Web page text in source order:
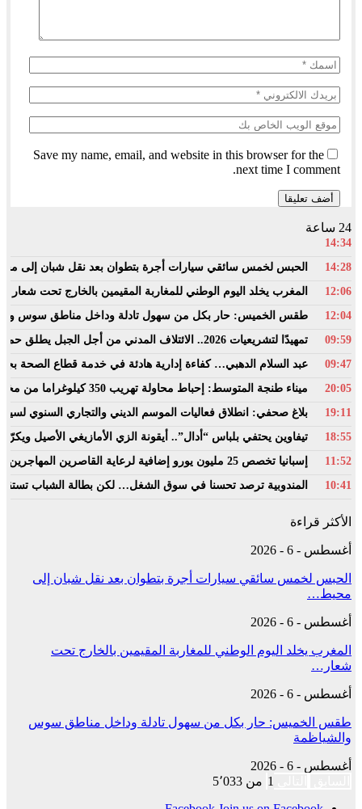
Save my name, email, and website in this browser for the
next time I comment.
24 ساعة
14:34
14:28
الحبس لخمس سائقي سيارات أجرة بتطوان بعد نقل شبان إلى محيط
12:06
المغرب يخلد اليوم الوطني للمغاربة المقيمين بالخارج تحت شعار
12:04
طقس الخميس: ﺣﺎﺭ بكل من سهول تادلة وداخل مناطق سوس
09:59
تمهيدًا لتشريعيات 2026.. الائتلاف المدني من أجل الجبل يطلق حملة وطنية للمطالبة بـ”تعاقد سياسي منصف” مع المناطق الجبلية
09:47
عبد السلام الدهبي… كفاءة إدارية هادئة في خدمة قطاع الصحة
20:05
ميناء طنجة المتوسط: إحباط محاولة تهريب 350 كيلوغراما من مخدر الشيرا بفاكهة الدلاح
19:11
بلاغ صحفي: انطلاق فعاليات الموسم الديني والتجاري السنوي
18:55
تيفاوين يحتفي بلباس “أدال”.. أيقونة الزي الأمازيغي الأصيل
11:52
إسبانيا تخصص 25 مليون يورو إضافية لرعاية القاصرين المهاجرين في سبتة
10:41
المندوبية ترصد تحسنا في سوق الشغل… لكن بطالة الشباب تستقر
الأكثر قراءة
أغسطس - 6 - 2026
الحبس لخمس سائقي سيارات أجرة بتطوان بعد نقل شبان إلى
محيط…
أغسطس - 6 - 2026
المغرب يخلد اليوم الوطني للمغاربة المقيمين بالخارج تحت
شعار…
أغسطس - 6 - 2026
طقس الخميس: ﺣﺎﺭ بكل من سهول تادلة وداخل مناطق سوس
والشياظمة
أغسطس - 6 - 2026
1 من 5٬033